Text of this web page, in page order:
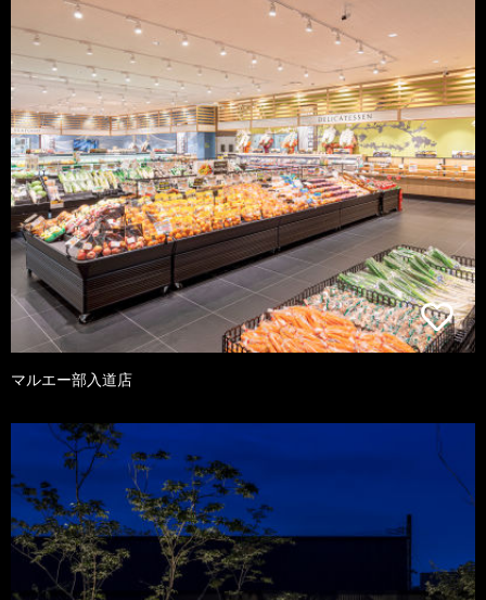
マルエー部入道店